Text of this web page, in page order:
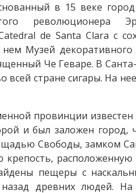
в 15 веке
революционера
de Santa Clara с
Музей декоративного
Че Геваре. В
всей стране сигары. На
провинции
и был заложен город,
Свободы, замком
пещеры с
древних людей.